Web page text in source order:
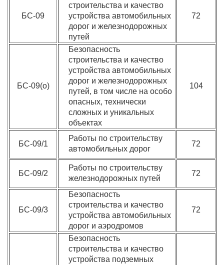
БС-09
строительства и качество
устройства автомобильных
дорог и железнодорожных
путей
72
БС-09(о)
Безопасность
строительства и качество
устройства автомобильных
дорог и железнодорожных
путей, в том числе на особо
опасных, технически
сложных и уникальных
объектах
104
БС-09/1
Работы по строительству
автомобильных дорог
72
БС-09/2
Работы по строительству
железнодорожных путей
72
БС-09/3
Безопасность
строительства и качество
устройства автомобильных
дорог и аэродромов
72
Безопасность
строительства и качество
устройства подземных